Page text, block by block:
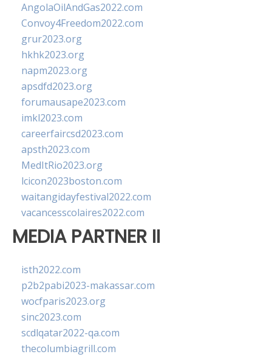
AngolaOilAndGas2022.com
Convoy4Freedom2022.com
grur2023.org
hkhk2023.org
napm2023.org
apsdfd2023.org
forumausape2023.com
imkl2023.com
careerfaircsd2023.com
apsth2023.com
MedItRio2023.org
lcicon2023boston.com
waitangidayfestival2022.com
vacancesscolaires2022.com
MEDIA PARTNER II
isth2022.com
p2b2pabi2023-makassar.com
wocfparis2023.org
sinc2023.com
scdlqatar2022-qa.com
thecolumbiagrill.com